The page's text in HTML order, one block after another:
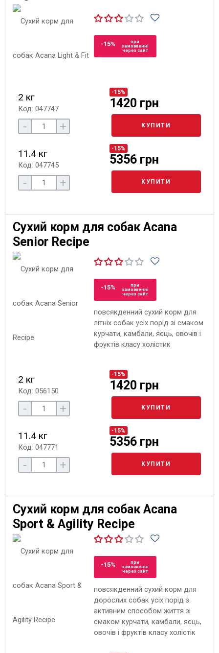
-15%
при
замовленні
через сайт
2 кг
Код: 047747
-15%
1420 грн
- + КУПИТИ
11.4 кг
Код: 047745
-15%
5356 грн
- + КУПИТИ
Сухий корм для собак Acana
Senior Recipe
-15%
при
замовленні
через сайт
повсякденний сухий корм для
літніх собак усіх порід зі смаком
курчати, камбали, яєць, овочів і
фруктів класу холістик
2 кг
Код: 056150
-15%
1420 грн
- + КУПИТИ
11.4 кг
Код: 047771
-15%
5356 грн
- + КУПИТИ
Сухий корм для собак Acana
Sport & Agility Recipe
-15%
при
замовленні
через сайт
повсякденний сухий корм для
дорослих собак усіх порід з
активним способом життя зі
смаком курчати, камбали, яєць,
овочів і фруктів класу холістік